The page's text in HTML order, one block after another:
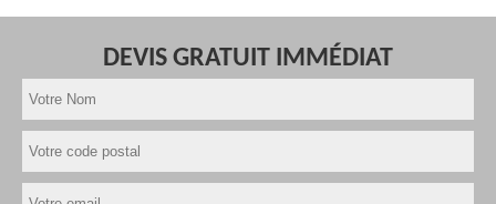
DEVIS GRATUIT IMMÉDIAT